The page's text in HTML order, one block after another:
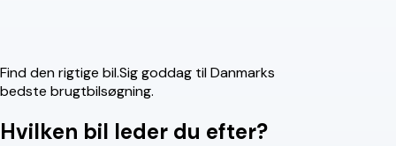
Find den rigtige bil.Sig goddag til Danmarks
bedste brugtbilsøgning.
Hvilken bil leder du efter?